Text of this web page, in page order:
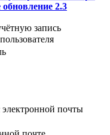
2.3
запись
почты